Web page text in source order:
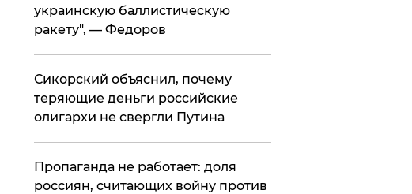
украинскую баллистическую
ракету", — Федоров
Сикорский объяснил, почему
теряющие деньги российские
олигархи не свергли Путина
​Пропаганда не работает: доля
россиян, считающих войну против